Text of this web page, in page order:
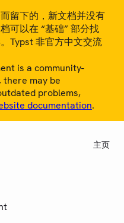
留下的，新文档并没有
可以在 “基础” 部分找
Typst 非官方中文交流
is a community-
there may be
problems,
documentation.
主页